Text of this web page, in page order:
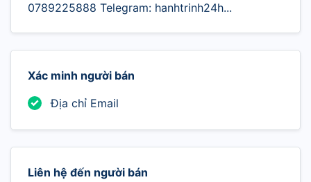
0789225888 Telegram: hanhtrinh24h...
Xác minh người bán
Địa chỉ Email
Liên hệ đến người bán